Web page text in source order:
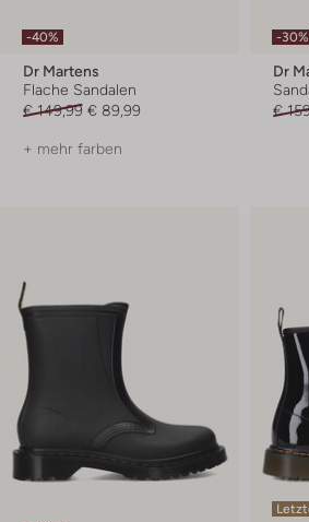
-40%
Dr Martens
Flache Sandalen
€ 149,99 € 89,99
+ mehr farben
-30%
Dr
€